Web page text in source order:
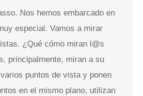
Nos hemos embarcado en
especial. Vamos a mirar
¿Qué cómo miran l@s
principalmente, miran a su
puntos de vista y ponen
en el mismo plano, utilizan